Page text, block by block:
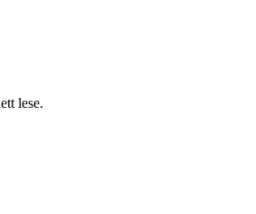
lese.